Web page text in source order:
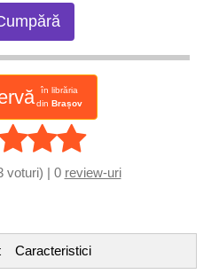
în librăria
din Brașov
voturi) | 0 review-uri
Caracteristici